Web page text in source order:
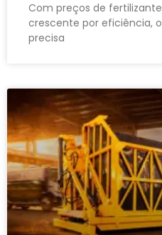
Com preços de
crescente por eficiência,
precisa